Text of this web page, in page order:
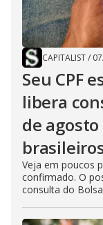
CAPITALIST/
Seu CPF
libera
de
Veja em poucos
confirmado. O
consulta do